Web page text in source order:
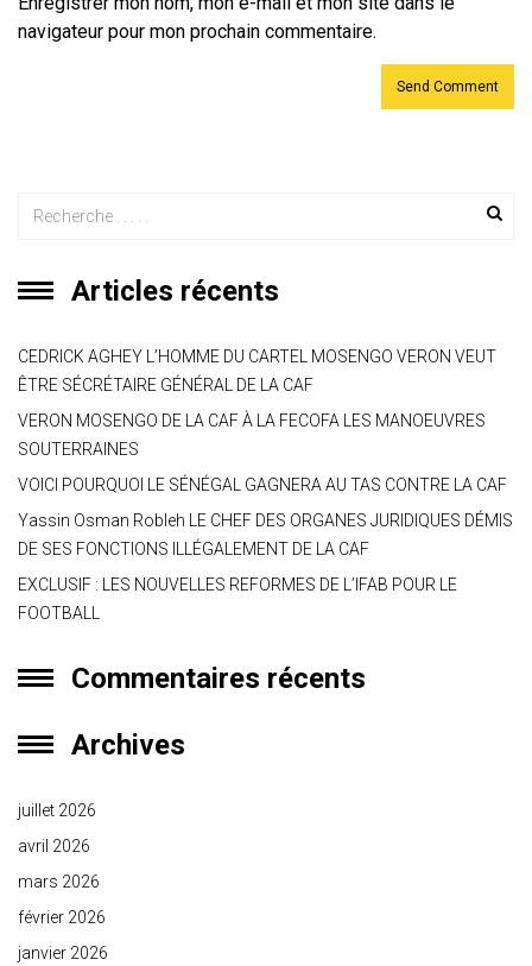
navigateur pour mon prochain commentaire.
Articles récents
CEDRICK AGHEY L’HOMME DU CARTEL MOSENGO VERON VEUT
ÊTRE SÉCRÉTAIRE GÉNÉRAL DE LA CAF
VERON MOSENGO DE LA CAF À LA FECOFA LES MANOEUVRES
SOUTERRAINES
VOICI POURQUOI LE SÉNÉGAL GAGNERA AU TAS CONTRE LA CAF
Yassin Osman Robleh LE CHEF DES ORGANES JURIDIQUES DÉMIS
DE SES FONCTIONS ILLÉGALEMENT DE LA CAF
EXCLUSIF : LES NOUVELLES REFORMES DE L’IFAB POUR LE
FOOTBALL
Commentaires récents
Archives
juillet 2026
avril 2026
mars 2026
février 2026
janvier 2026